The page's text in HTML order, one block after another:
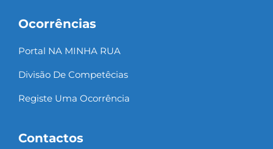
Ocorrências
Portal NA MINHA RUA
Divisão De Competêcias
Registe Uma Ocorrência
Contactos